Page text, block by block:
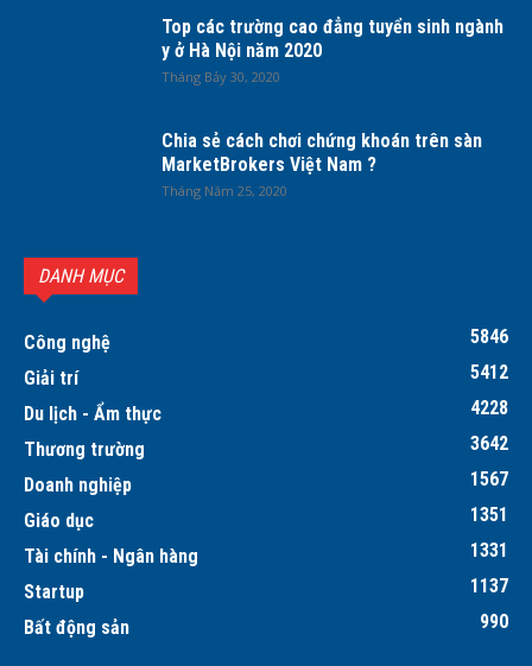
Top các trường cao đẳng tuyển sinh ngành
y ở Hà Nội năm 2020
Tháng Bảy 30, 2020
Chia sẻ cách chơi chứng khoán trên sàn
MarketBrokers Việt Nam ?
Tháng Năm 25, 2020
DANH MỤC
Công nghệ
5846
Giải trí
5412
Du lịch - Ẩm thực
4228
Thương trường
3642
Doanh nghiệp
1567
Giáo dục
1351
Tài chính - Ngân hàng
1331
Startup
1137
Bất động sản
990